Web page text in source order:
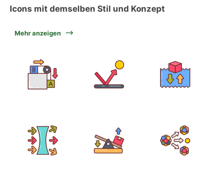
Icons mit demselben Stil und Konzept
Mehr anzeigen